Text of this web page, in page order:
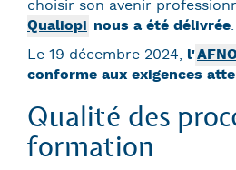
choisir son avenir
Qualiopi nous a été délivrée.
Le 19 décembre 2024, l'
conforme aux exigences
Qualité des
formation